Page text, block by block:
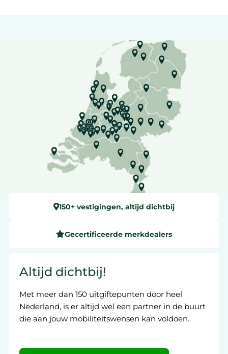
150+ vestigingen, altijd dichtbij
Gecertificeerde merkdealers
Altijd dichtbij!
Met meer dan 150 uitgiftepunten door heel
Nederland, is er altijd wel een partner in de buurt
die aan jouw mobiliteitswensen kan voldoen.